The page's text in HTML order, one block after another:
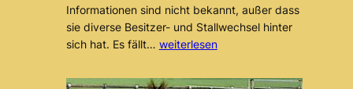
Informationen sind nicht bekannt, außer dass
sie diverse Besitzer- und Stallwechsel hinter
sich hat. Es fällt… Juni
weiterlesen